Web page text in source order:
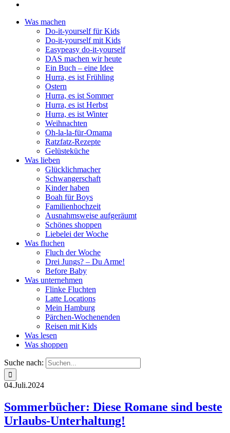
Was machen
Do-it-yourself für Kids
Do-it-yourself mit Kids
Easypeasy do-it-yourself
DAS machen wir heute
Ein Buch – eine Idee
Hurra, es ist Frühling
Ostern
Hurra, es ist Sommer
Hurra, es ist Herbst
Hurra, es ist Winter
Weihnachten
Oh-la-la-für-Omama
Ratzfatz-Rezepte
Gelüsteküche
Was lieben
Glücklichmacher
Schwangerschaft
Kinder haben
Boah für Boys
Familienhochzeit
Ausnahmsweise aufgeräumt
Schönes shoppen
Liebelei der Woche
Was fluchen
Fluch der Woche
Drei Jungs? – Du Arme!
Before Baby
Was unternehmen
Flinke Fluchten
Latte Locations
Mein Hamburg
Pärchen-Wochenenden
Reisen mit Kids
Was lesen
Was shoppen
Suche nach:
04.Juli.2024
Sommerbücher: Diese Romane sind beste
Urlaubs-Unterhaltung!